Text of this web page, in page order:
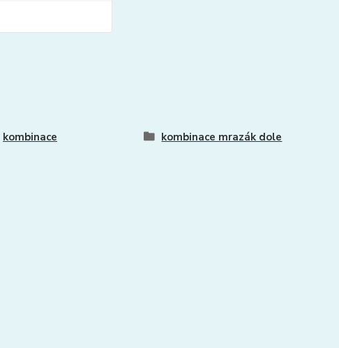
kombinace kombinace mrazák dole